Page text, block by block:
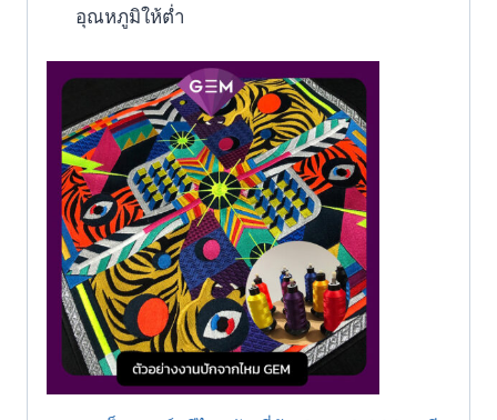
อุณหภูมิให้ตํ่า